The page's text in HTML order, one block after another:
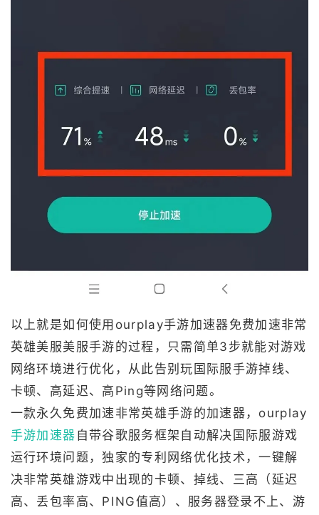
以上就是如何使用ourplay手游加速器免费加速非常
英雄美服美服手游的过程，只需简单3步就能对游戏
网络环境进行优化，从此告别玩国际服手游掉线、
卡顿、高延迟、高Ping等网络问题。
一款永久免费加速非常英雄手游的加速器，ourplay
手游加速器 自带谷歌服务框架自动解决国际服游戏
运行环境问题，独家的专利网络优化技术，一键解
决非常英雄游戏中出现的卡顿、掉线、三高（延迟
高、丢包率高、PING值高）、服务器登录不上、游